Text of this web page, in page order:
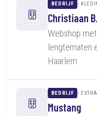
BEDRIJF
Christiaan B.
Webshop
lengtematen
Haarlem
BEDRIJF
Mustang